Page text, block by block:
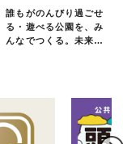
誰もがのんびり過ごせ
る・遊べる公園を、み
んなでつくる。未来の